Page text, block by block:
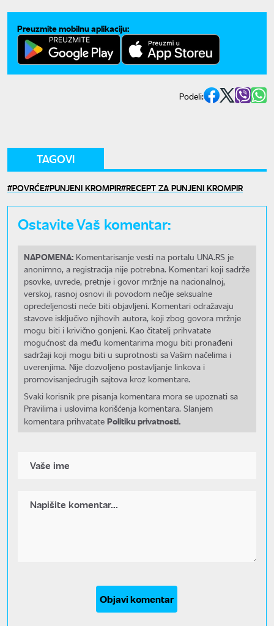
Preuzmite mobilnu aplikaciju:
Podeli:
TAGOVI
POVRĆE PUNJENI KROMPIR RECEPT ZA PUNJENI KROMPIR
Ostavite Vaš komentar:
NAPOMENA: Komentarisanje vesti na portalu UNA.RS je
anonimno, a registracija nije potrebna. Komentari koji sadrže
psovke, uvrede, pretnje i govor mržnje na nacionalnoj,
verskoj, rasnoj osnovi ili povodom nečije seksualne
opredeljenosti neće biti objavljeni. Komentari odražavaju
stavove isključivo njihovih autora, koji zbog govora mržnje
mogu biti i krivično gonjeni. Kao čitatelj prihvatate
mogućnost da među komentarima mogu biti pronađeni
sadržaji koji mogu biti u suprotnosti sa Vašim načelima i
uverenjima. Nije dozvoljeno postavljanje linkova i
promovisanjedrugih sajtova kroz komentare.
Svaki korisnik pre pisanja komentara mora se upoznati sa
Pravilima i uslovima korišćenja komentara. Slanjem
komentara prihvatate Politiku privatnosti.
Objavi komentar